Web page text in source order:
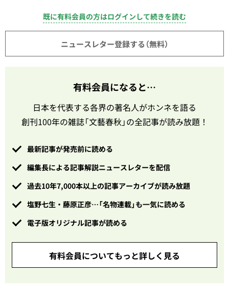
既に有料会員の方はログインして続きを読む
ニュースレター登録する（無料）
有料会員になると…
日本を代表する各界の著名人がホンネを語る
創刊100年の雑誌「文藝春秋」の全記事が読み放題！
最新記事が発売前に読める
編集長による記事解説ニュースレターを配信
過去10年7,000本以上の記事アーカイブが読み放題
塩野七生・藤原正彦…「名物連載」も一気に読める
電子版オリジナル記事が読める
有料会員についてもっと詳しく見る